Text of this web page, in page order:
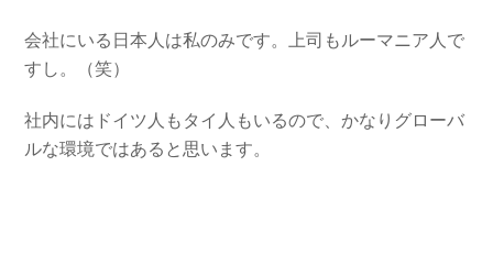
会社にいる日本人は私のみです。上司もルーマニア人で
すし。（笑）
社内にはドイツ人もタイ人もいるので、かなりグローバ
ルな環境ではあると思います。